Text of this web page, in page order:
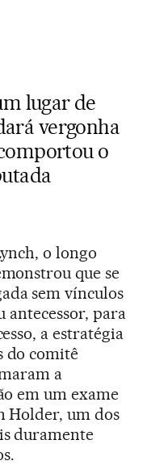
lugar de
vergonha
o
o longo
que se
sem vínculos
antecessor, para
a estratégia
do comitê
a
em um exame
Holder, um dos
duramente